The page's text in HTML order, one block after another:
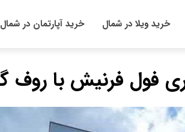
خرید ویلا در شمال خرید آپارتمان در شمال